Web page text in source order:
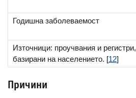
Годишна заболеваемост
Източници: проучвания и регистри,
базирани на населението. [12]
Причини